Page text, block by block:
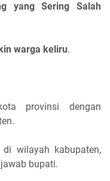
yang Sering Salah
warga keliru.
provinsi dengan
di wilayah kabupaten,
bupati.